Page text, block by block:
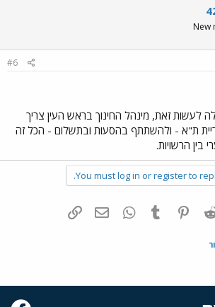
New
#6
לעשות זאת, מינהל החינוך בראש העין צריך
ת"א - ולהשתתף בהסעות ובתשלום - הכל זה
בין הרשויות.
You must log in or register to
Reddit
Pinterest
Tumblr
WhatsAppדואר אלקטרוני